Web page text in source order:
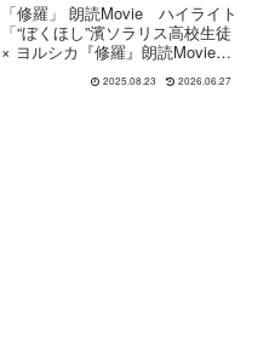
「修羅」 朗読Movie ハイライト
「“ぼくほし”濱ソラリス高校生徒
× ヨルシカ『修羅』朗読Movie」
について詳しくご紹介します！概
要・内容「僕達はまだその星の校
2025.08.23 2026.06.27